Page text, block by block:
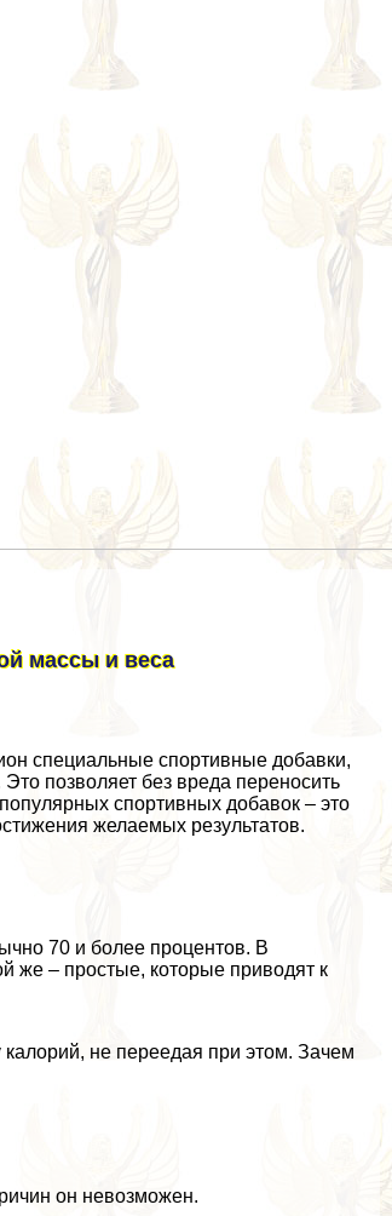
массы и веса
специальные спортивные добавки,
позволяет без вреда переносить
спортивных добавок – это
желаемых результатов.
70 и более процентов. В
же – простые, которые приводят к
не переедая при этом. Зачем
он невозможен.